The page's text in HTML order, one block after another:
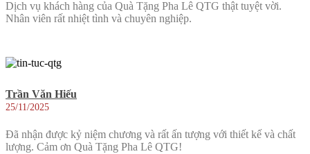
Dịch vụ khách hàng của Quà Tặng Pha Lê QTG thật tuyệt vời.
Nhân viên rất nhiệt tình và chuyên nghiệp.
Trần Văn Hiếu
25/11/2025
Đã nhận được kỷ niệm chương và rất ấn tượng với thiết kế và chất
lượng. Cảm ơn Quà Tặng Pha Lê QTG!